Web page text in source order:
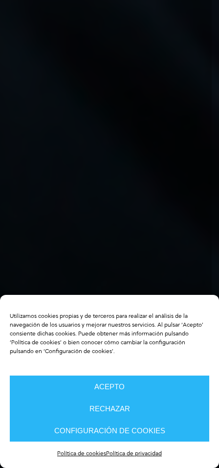
Utilizamos cookies propias y de terceros para realizar el análisis de la
navegación de los usuarios y mejorar nuestros servicios. Al pulsar ‘Acepto’
consiente dichas cookies. Puede obtener más información pulsando
‘Política de cookies’ o bien conocer cómo cambiar la configuración
pulsando en ‘Configuración de cookies’.
ACEPTO
RECHAZAR
CONFIGURACIÓN DE COOKIES
Política de cookiesPolítica de privacidad